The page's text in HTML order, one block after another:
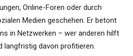
Online-Foren oder durch
Medien geschehen. Er betont
in Netzwerken – wer anderen hilft
langfristig davon profitieren.